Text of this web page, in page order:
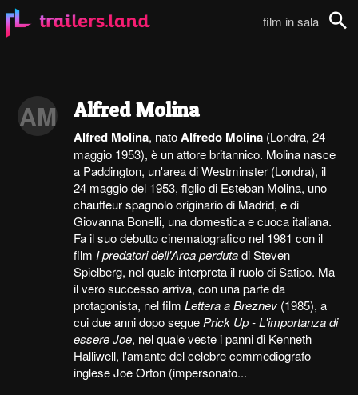
film in sala
AM Alfred Molina
Alfred Molina, natoAlfredo Molina (Londra, 24
maggio 1953), è un attore britannico. Molina nasce
a Paddington, un'area di Westminster (Londra), il
24 maggio del 1953, figlio di Esteban Molina, uno
chauffeur spagnolo originario di Madrid, e di
Giovanna Bonelli, una domestica e cuoca italiana.
Fa il suo debutto cinematografico nel 1981 con il
film I predatori dell'Arca perdutadi Steven
Spielberg, nel quale interpreta il ruolo di Satipo. Ma
il vero successo arriva, con una parte da
protagonista, nel filmLettera a Breznev (1985), a
cui due anni dopo segue Prick Up - L'importanza di
essere Joe, nel quale veste i panni di Kenneth
Halliwell, l'amante del celebre commediografo
inglese Joe Orton (impersonato...